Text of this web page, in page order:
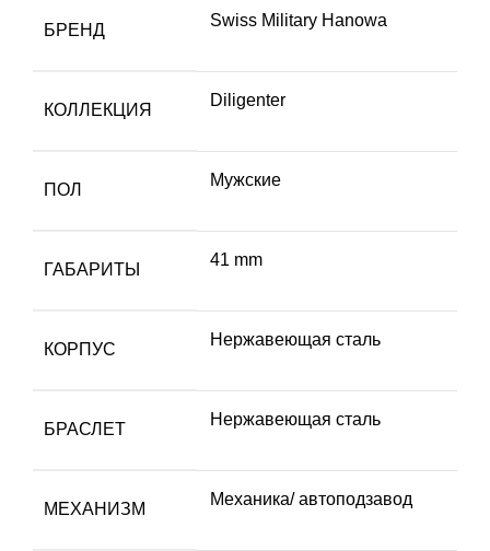
БРЕНД
Swiss Military Hanowa
КОЛЛЕКЦИЯ
Diligenter
ПОЛ
Мужские
ГАБАРИТЫ
41 mm
КОРПУС
Hержавеющая сталь
БРАСЛЕТ
Нержавеющая сталь
МЕХАНИЗМ
Механика/ автоподзавод